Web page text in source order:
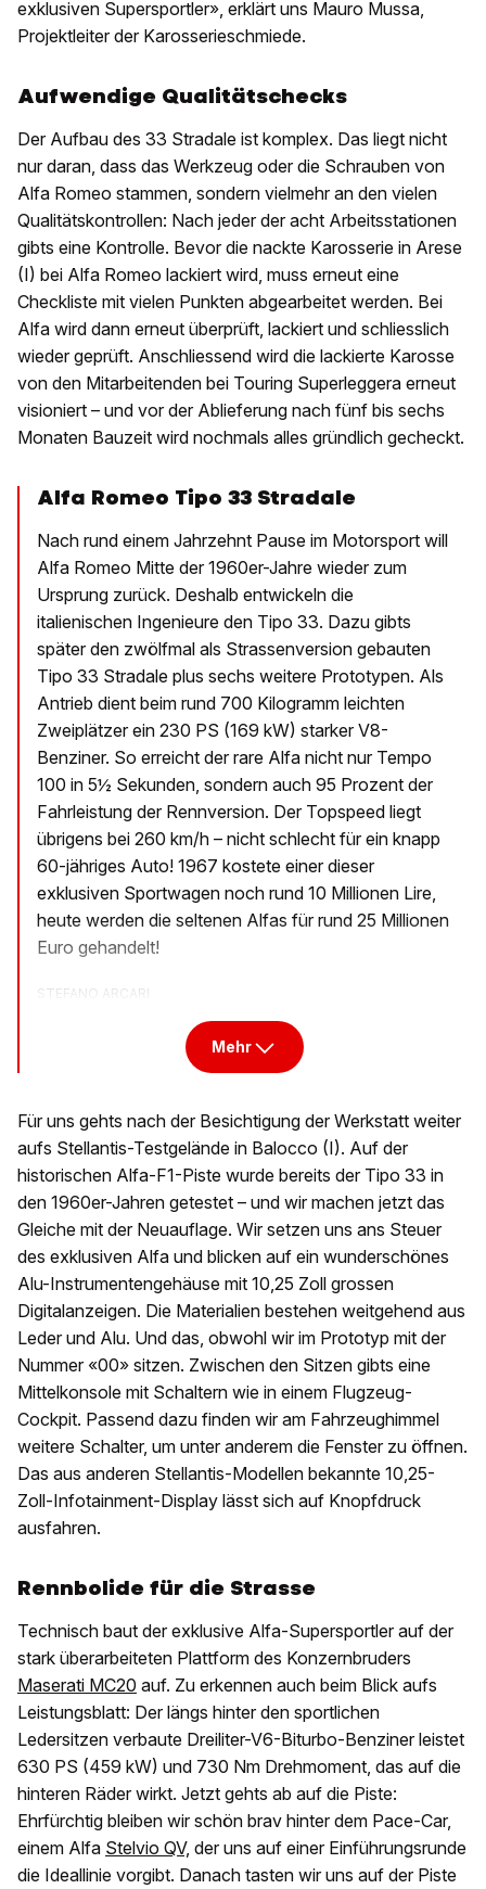
exklusiven Supersportler», erklärt uns Mauro Mussa,
Projektleiter der Karosserieschmiede.
Aufwendige Qualitätschecks
Der Aufbau des 33 Stradale ist komplex. Das liegt nicht
nur daran, dass das Werkzeug oder die Schrauben von
Alfa Romeo stammen, sondern vielmehr an den vielen
Qualitätskontrollen: Nach jeder der acht Arbeitsstationen
gibts eine Kontrolle. Bevor die nackte Karosserie in Arese
(I) bei Alfa Romeo lackiert wird, muss erneut eine
Checkliste mit vielen Punkten abgearbeitet werden. Bei
Alfa wird dann erneut überprüft, lackiert und schliesslich
wieder geprüft. Anschliessend wird die lackierte Karosse
von den Mitarbeitenden bei Touring Superleggera erneut
visioniert – und vor der Ablieferung nach fünf bis sechs
Monaten Bauzeit wird nochmals alles gründlich gecheckt.
Alfa Romeo Tipo 33 Stradale
Nach rund einem Jahrzehnt Pause im Motorsport will
Alfa Romeo Mitte der 1960er-Jahre wieder zum
Ursprung zurück. Deshalb entwickeln die
italienischen Ingenieure den Tipo 33. Dazu gibts
später den zwölfmal als Strassenversion gebauten
Tipo 33 Stradale plus sechs weitere Prototypen. Als
Antrieb dient beim rund 700 Kilogramm leichten
Zweiplätzer ein 230 PS (169 kW) starker V8-
Benziner. So erreicht der rare Alfa nicht nur Tempo
100 in 5½ Sekunden, sondern auch 95 Prozent der
Fahrleistung der Rennversion. Der Topspeed liegt
übrigens bei 260 km/h – nicht schlecht für ein knapp
60-jähriges Auto! 1967 kostete einer dieser
exklusiven Sportwagen noch rund 10 Millionen Lire,
heute werden die seltenen Alfas für rund 25 Millionen
Euro gehandelt!
STEFANO ARCARI
Mehr
Für uns gehts nach der Besichtigung der Werkstatt weiter
aufs Stellantis-Testgelände in Balocco (I). Auf der
historischen Alfa-F1-Piste wurde bereits der Tipo 33 in
den 1960er-Jahren getestet – und wir machen jetzt das
Gleiche mit der Neuauflage. Wir setzen uns ans Steuer
des exklusiven Alfa und blicken auf ein wunderschönes
Alu-Instrumentengehäuse mit 10,25 Zoll grossen
Digitalanzeigen. Die Materialien bestehen weitgehend aus
Leder und Alu. Und das, obwohl wir im Prototyp mit der
Nummer «00» sitzen. Zwischen den Sitzen gibts eine
Mittelkonsole mit Schaltern wie in einem Flugzeug-
Cockpit. Passend dazu finden wir am Fahrzeughimmel
weitere Schalter, um unter anderem die Fenster zu öffnen.
Das aus anderen Stellantis-Modellen bekannte 10,25-
Zoll-Infotainment-Display lässt sich auf Knopfdruck
ausfahren.
Rennbolide für die Strasse
Technisch baut der exklusive Alfa-Supersportler auf der
stark überarbeiteten Plattform des Konzernbruders
Maserati MC20 auf. Zu erkennen auch beim Blick aufs
Leistungsblatt: Der längs hinter den sportlichen
Ledersitzen verbaute Dreiliter-V6-Biturbo-Benziner leistet
630 PS (459 kW) und 730 Nm Drehmoment, das auf die
hinteren Räder wirkt. Jetzt gehts ab auf die Piste:
Ehrfürchtig bleiben wir schön brav hinter dem Pace-Car,
einem Alfa Stelvio QV, der uns auf einer Einführungsrunde
die Ideallinie vorgibt. Danach tasten wir uns auf der Piste